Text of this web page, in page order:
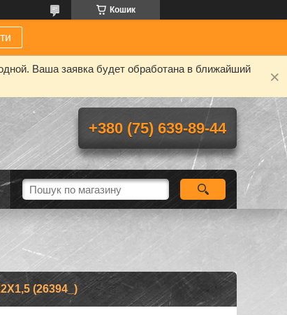
Кошик
Ваша заявка будет обработана в ближайший
+380 (75) 639-89-44
(26394_)